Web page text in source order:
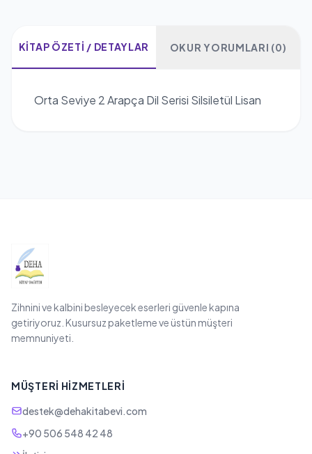
KITAP ÖZETI / DETAYLAR OKUR YORUMLARI (0)
Orta Seviye 2 Arapça Dil Serisi Silsiletül Lisan
Zihnini ve kalbini besleyecek eserleri güvenle kapına
getiriyoruz. Kusursuz paketleme ve üstün müşteri
memnuniyeti.
MÜŞTERI HIZMETLERI
destek@dehakitabevi.com
+90 506 548 42 48